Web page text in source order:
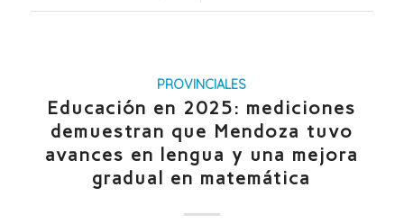
PROVINCIALES
Educación en 2025: mediciones
demuestran que Mendoza tuvo
avances en lengua y una mejora
gradual en matemática